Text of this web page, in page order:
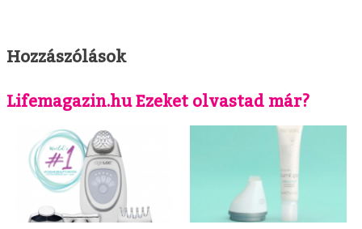
Hozzászólások
Lifemagazin.hu Ezeket olvastad már?